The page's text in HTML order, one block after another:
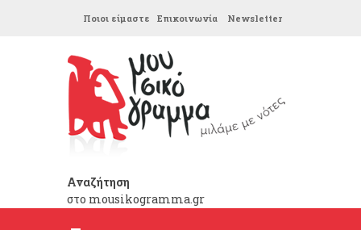
Ποιοι είμαστε Επικοινωνία Newsletter
Αναζήτηση
στο mousikogramma.gr